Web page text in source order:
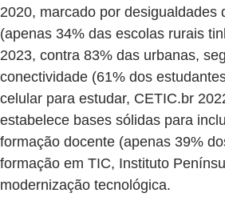
2020, marcado por desigualdades
(apenas 34% das escolas rurais
2023, contra 83% das urbanas,
conectividade (61% dos
celular para estudar, CETIC.br
estabelece bases sólidas para
formação docente (apenas 39%
formação em TIC, Instituto
modernização tecnológica.